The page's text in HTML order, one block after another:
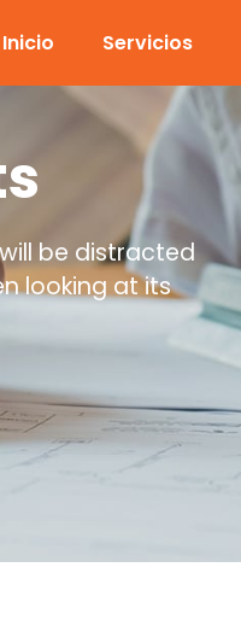
Inicio Servicios
be distracted
looking at its